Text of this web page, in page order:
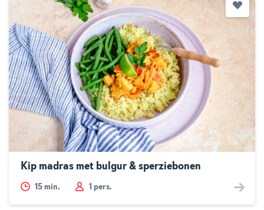
Kip madras met bulgur & sperziebonen
15 min. 1 pers.